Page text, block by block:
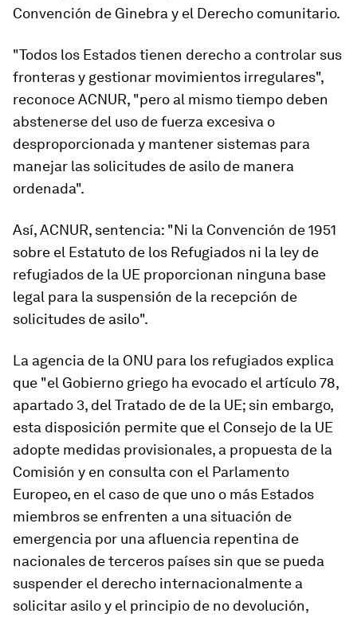
Convención de Ginebra y el Derecho comunitario.
"Todos los Estados tienen derecho a controlar sus
fronteras y gestionar movimientos irregulares",
reconoce ACNUR, "pero al mismo tiempo deben
abstenerse del uso de fuerza excesiva o
desproporcionada y mantener sistemas para
manejar las solicitudes de asilo de manera
ordenada".
Así, ACNUR, sentencia: "Ni la Convención de 1951
sobre el Estatuto de los Refugiados ni la ley de
refugiados de la UE proporcionan ninguna base
legal para la suspensión de la recepción de
solicitudes de asilo".
La agencia de la ONU para los refugiados explica
que "el Gobierno griego ha evocado el artículo 78,
apartado 3, del Tratado de de la UE; sin embargo,
esta disposición permite que el Consejo de la UE
adopte medidas provisionales, a propuesta de la
Comisión y en consulta con el Parlamento
Europeo, en el caso de que uno o más Estados
miembros se enfrenten a una situación de
emergencia por una afluencia repentina de
nacionales de terceros países sin que se pueda
suspender el derecho internacionalmente a
solicitar asilo y el principio de no devolución,